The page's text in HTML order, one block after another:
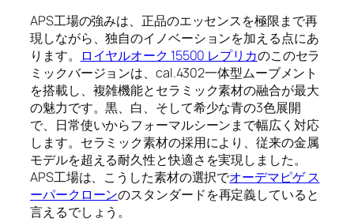
APS工場の強みは、正品のエッセンスを極限まで再
現しながら、独自のイノベーションを加える点にあ
ります。
ロイヤルオーク 15500 レプリカのこのセラ
ミックバージョンは、cal.4302一体型ムーブメント
を搭載し、複雑機能とセラミック素材の融合が最大
の魅力です。黒、白、そして希少な青の3色展開
で、日常使いからフォーマルシーンまで幅広く対応
します。セラミック素材の採用により、従来の金属
モデルを超える耐久性と快適さを実現しました。
APS工場は、こうした素材の選択でオーデマピゲ ス
ーパークローンのスタンダードを再定義していると
言えるでしょう。